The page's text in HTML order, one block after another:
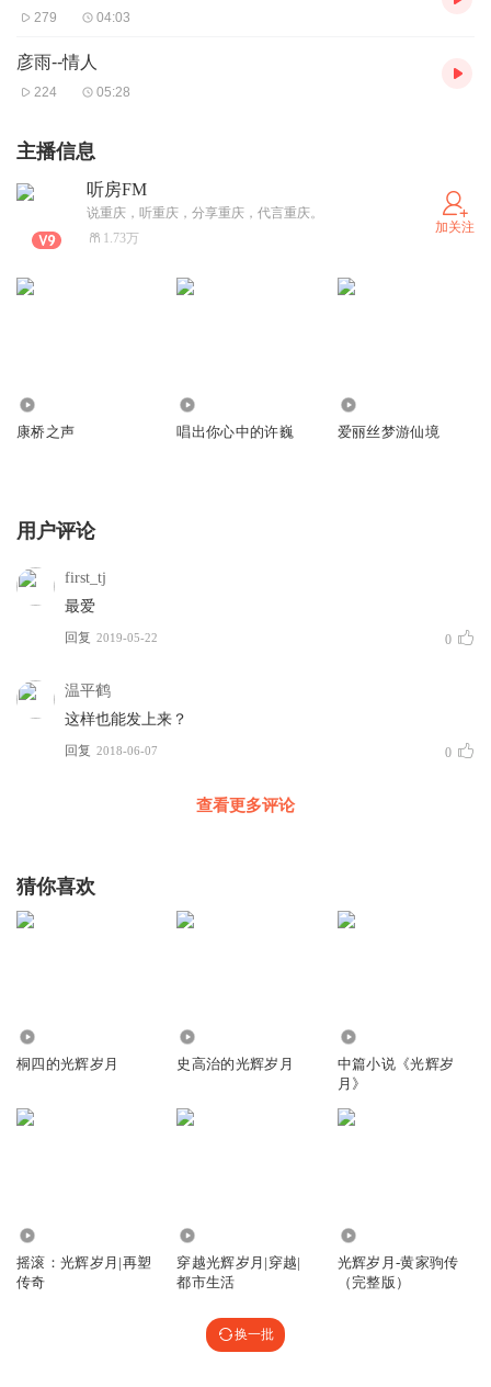
279 04:03
彦雨--情人
224 05:28
主播信息
听房FM
说重庆，听重庆，分享重庆，代言重庆。
1.73万
加关注
康桥之声 唱出你心中的许巍 爱丽丝梦游仙境
用户评论
first_tj
最爱
回复 2019-05-22 0
温平鹤
这样也能发上来？
回复 2018-06-07 0
查看更多评论
猜你喜欢
桐四的光辉岁月 史高治的光辉岁月
中篇小说《光辉岁
月》
摇滚：光辉岁月|再塑
传奇
穿越光辉岁月|穿越|
都市生活
光辉岁月-黄家驹传
（完整版）
换一批